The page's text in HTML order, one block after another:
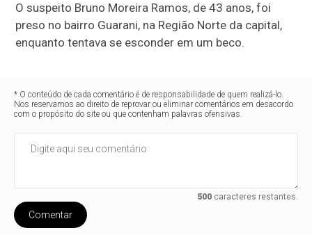
O suspeito Bruno Moreira Ramos, de 43 anos, foi
preso no bairro Guarani, na Região Norte da capital,
enquanto tentava se esconder em um beco.
* O conteúdo de cada comentário é de responsabilidade de quem realizá-lo.
Nos reservamos ao direito de reprovar ou eliminar comentários em desacordo
com o propósito do site ou que contenham palavras ofensivas.
500caracteres restantes.
Comentar